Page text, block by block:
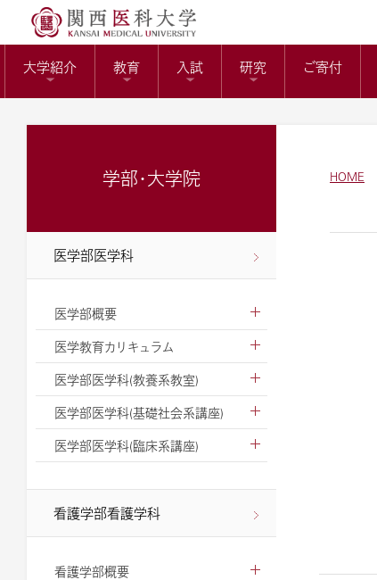
大学紹介 教育 入試 研究 ご寄付
役員報酬の支
ガバナンスコ
教育センター
KMUバイ
学部・大学院
医学部医学科
医学部概要
医学教育カリキュラム
医学部医学科(教養系教室)
医学部医学科(基礎社会系講座)
医学部医学科(臨床系講座)
看護学部看護学科
看護学部概要
HOME